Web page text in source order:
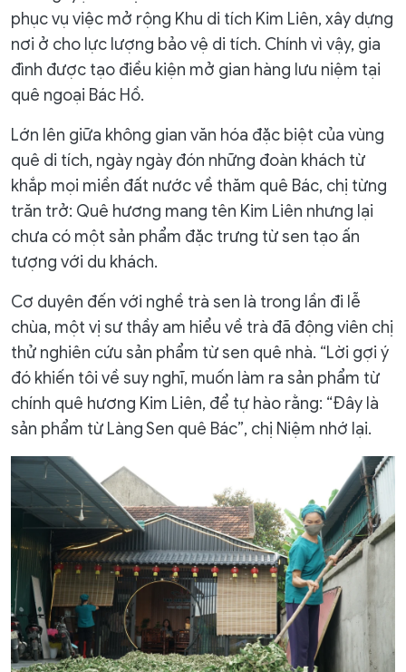
phục vụ việc mở rộng Khu di tích Kim Liên, xây dựng
nơi ở cho lực lượng bảo vệ di tích. Chính vì vậy, gia
đình được tạo điều kiện mở gian hàng lưu niệm tại
quê ngoại Bác Hồ.
Lớn lên giữa không gian văn hóa đặc biệt của vùng
quê di tích, ngày ngày đón những đoàn khách từ
khắp mọi miền đất nước về thăm quê Bác, chị từng
trăn trở: Quê hương mang tên Kim Liên nhưng lại
chưa có một sản phẩm đặc trưng từ sen tạo ấn
tượng với du khách.
Cơ duyên đến với nghề trà sen là trong lần đi lễ
chùa, một vị sư thầy am hiểu về trà đã động viên chị
thử nghiên cứu sản phẩm từ sen quê nhà. “Lời gợi ý
đó khiến tôi về suy nghĩ, muốn làm ra sản phẩm từ
chính quê hương Kim Liên, để tự hào rằng: “Đây là
sản phẩm từ Làng Sen quê Bác”, chị Niệm nhớ lại.